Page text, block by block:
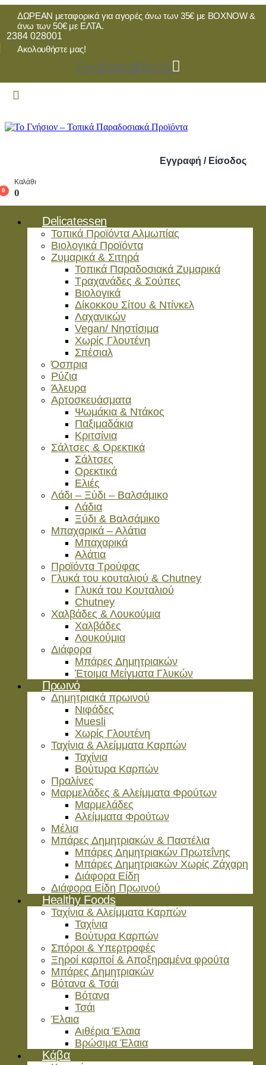
ΔΩΡΕΑΝ μεταφορικά για αγορές άνω των 35€ με BOXNOW &
άνω των 50€ με ΕΛΤΑ.
2384 028001
Ακολουθήστε μας!
Facebook
Instagram
Tiktok
Εγγραφή / Είσοδος
0
Καλάθι
0
Delicatessen
Τοπικά Προϊόντα Αλμωπίας
Βιολογικά Προϊόντα
Ζυμαρικά & Σιτηρά
Τοπικά Παραδοσιακά Ζυμαρικά
Τραχανάδες & Σούπες
Βιολογικά
Δίκοκκου Σίτου & Ντίνκελ
Λαχανικών
Vegan/ Νηστίσιμα
Χωρίς Γλουτένη
Σπέσιαλ
Όσπρια
Ρύζια
Άλευρα
Αρτοσκευάσματα
Ψωμάκια & Ντάκος
Παξιμαδάκια
Κριτσίνια
Σάλτσες & Ορεκτικά
Σάλτσες
Ορεκτικά
Ελιές
Λάδι – Ξύδι – Βαλσάμικο
Λάδια
Ξύδι & Βαλσάμικο
Μπαχαρικά – Αλάτια
Μπαχαρικά
Αλάτια
Προϊόντα Τρούφας
Γλυκά του κουταλιού & Chutney
Γλυκά του Κουταλιού
Chutney
Χαλβάδες & Λουκούμια
Χαλβάδες
Λουκούμια
Διάφορα
Μπάρες Δημητριακών
Έτοιμα Μείγματα Γλυκών
Πρωινό
Δημητριακά πρωινού
Νιφάδες
Muesli
Χωρίς Γλουτένη
Ταχίνια & Αλείμματα Καρπών
Ταχίνια
Βούτυρα Καρπών
Πραλίνες
Μαρμελάδες & Αλείμματα Φρούτων
Μαρμελάδες
Αλείμματα Φρούτων
Μέλια
Μπάρες Δημητριακών & Παστέλια
Μπάρες Δημητριακών Πρωτεΐνης
Μπάρες Δημητριακών Χωρίς Ζάχαρη
Διάφορα Είδη
Διάφορα Είδη Πρωινού
Healthy Foods
Ταχίνια & Αλείμματα Καρπών
Ταχίνια
Βούτυρα Καρπών
Σπόροι & Υπερτροφές
Ξηροί καρποί & Αποξηραμένα φρούτα
Μπάρες Δημητριακών
Βότανα & Τσάι
Βότανα
Τσάι
Έλαια
Αιθέρια Έλαια
Βρώσιμα Έλαια
Kάβα